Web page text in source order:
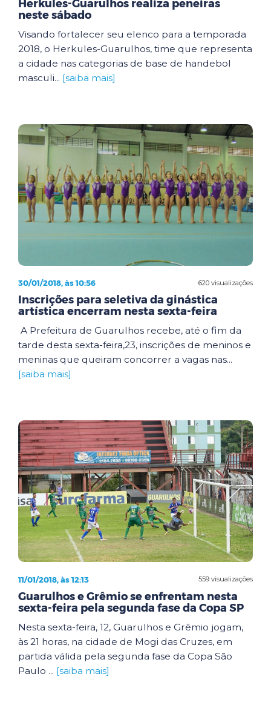
Herkules-Guarulhos realiza peneiras
neste sábado
Visando fortalecer seu elenco para a temporada
2018, o Herkules-Guarulhos, time que representa
a cidade nas categorias de base de handebol
masculi... [saiba mais]
620 visualizações
30/01/2018, às 10:56
Inscrições para seletiva da ginástica
artística encerram nesta sexta-feira
A Prefeitura de Guarulhos recebe, até o fim da
tarde desta sexta-feira,23, inscrições de meninos e
meninas que queiram concorrer a vagas nas...
[saiba mais]
559 visualizações
11/01/2018, às 12:13
Guarulhos e Grêmio se enfrentam nesta
sexta-feira pela segunda fase da Copa SP
Nesta sexta-feira, 12, Guarulhos e Grêmio jogam,
às 21 horas, na cidade de Mogi das Cruzes, em
partida válida pela segunda fase da Copa São
Paulo ... [saiba mais]